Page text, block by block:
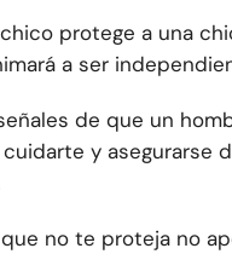
protege a una
a ser
de que un
y asegurarse
no te proteja no